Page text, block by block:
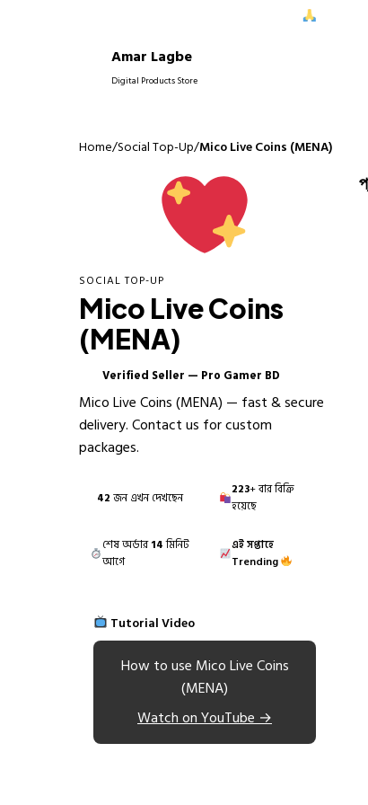
আপনাদের
Amar Lagbe
Digital Products Store
Home/Social Top-Up/Mico Live Coins (MENA)
SOCIAL TOP-UP
Mico Live Coins
(MENA)
Verified Seller — Pro Gamer BD
Mico Live Coins (MENA) — fast & secure
delivery. Contact us for custom
packages.
34 জন এখন দেখছেন 223+ বার বিক্রি
হয়েছে
শেষ অর্ডার14মিনিট
আগে
এই সপ্তাহে
Trending
Tutorial Video
How to use Mico Live Coins
(MENA)
Watch on YouTube →